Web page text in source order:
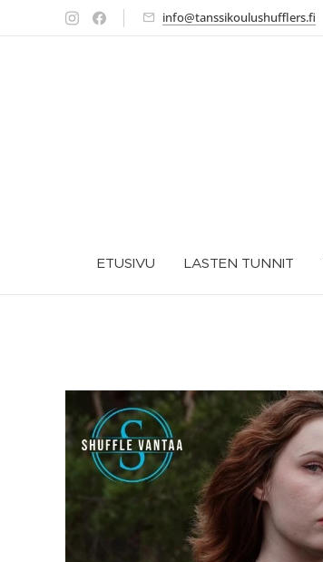
info@tanssikoulushufflers.fi
ETUSIVU LASTEN TUNNIT